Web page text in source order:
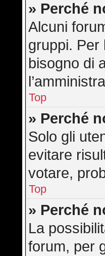
» Perché
Alcuni
gruppi. Per
bisogno di
Top
» Perché
Solo gli
evitare
votare,
Top
» Perché
La
forum, per